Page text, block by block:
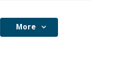
More